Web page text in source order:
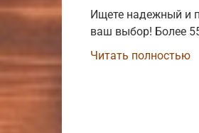
Ищете надежный и
ваш выбор! Более
Читать полностью